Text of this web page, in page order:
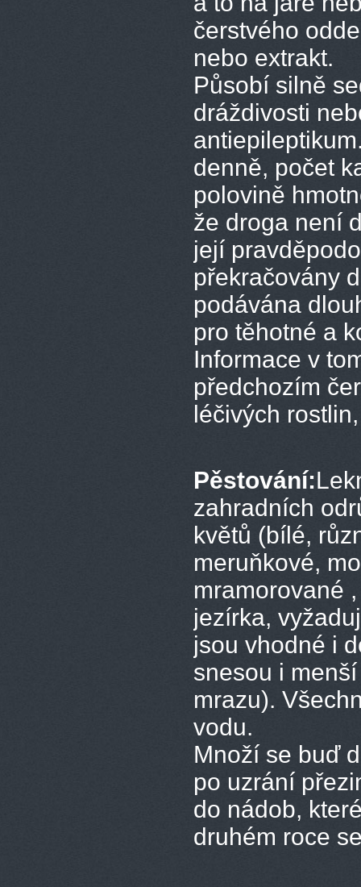
čerstvého
nebo extrakt.
Působí silně
dráždivosti
denně, počet
polovině
že droga není
její
překračovány
podávána
pro těhotné a
Informace v
předchozím
léčivých
Pěstování:
zahradních
květů (bílé,
meruňkové,
mramorované
jezírka,
jsou vhodné i
snesou i
mrazu).
vodu.
Množí se buď
po uzrání
do nádob,
druhém roce